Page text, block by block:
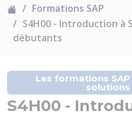
Formations SAP
S4H00 - Introduction à
débutants
Les formations
solutions
S4H00 -